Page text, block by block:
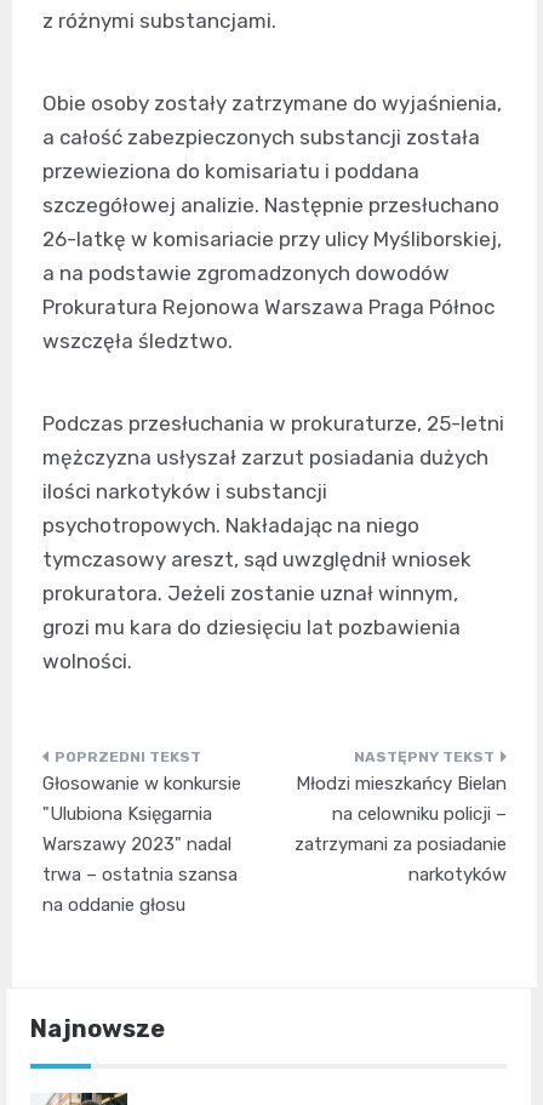
z różnymi substancjami.
Obie osoby zostały zatrzymane do wyjaśnienia,
a całość zabezpieczonych substancji została
przewieziona do komisariatu i poddana
szczegółowej analizie. Następnie przesłuchano
26-latkę w komisariacie przy ulicy Myśliborskiej,
a na podstawie zgromadzonych dowodów
Prokuratura Rejonowa Warszawa Praga Północ
wszczęła śledztwo.
Podczas przesłuchania w prokuraturze, 25-letni
mężczyzna usłyszał zarzut posiadania dużych
ilości narkotyków i substancji
psychotropowych. Nakładając na niego
tymczasowy areszt, sąd uwzględnił wniosek
prokuratora. Jeżeli zostanie uznał winnym,
grozi mu kara do dziesięciu lat pozbawienia
wolności.
Nawigacja
wpisu
Głosowanie w konkursie
"Ulubiona Księgarnia
Warszawy 2023" nadal
trwa – ostatnia szansa
na oddanie głosu
Młodzi mieszkańcy Bielan
na celowniku policji –
zatrzymani za posiadanie
narkotyków
Najnowsze